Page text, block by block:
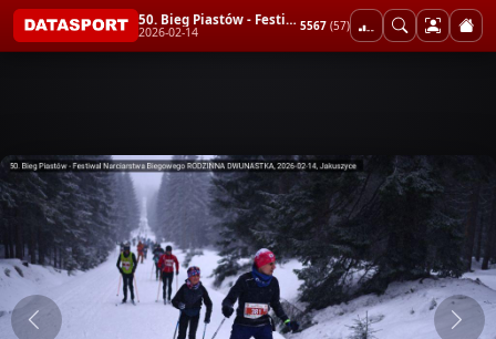
50. Bieg Piastów - Festiwal Narciarstwa Biegowego RODZINNA DWUNASTKA
2026-02-14 5567 (57)